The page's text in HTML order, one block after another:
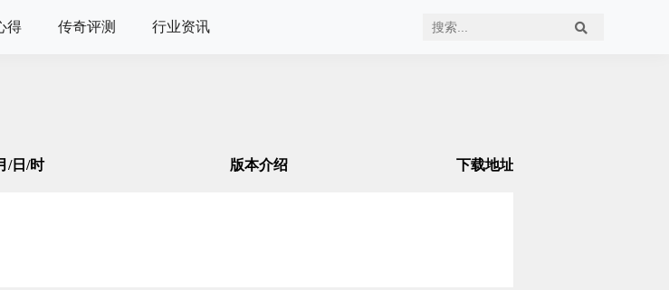
得 传奇评测 行业资讯